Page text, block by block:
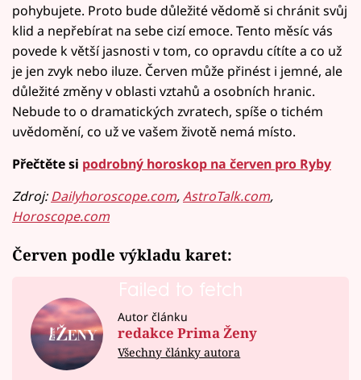
pohybujete. Proto bude důležité vědomě si chránit svůj
klid a nepřebírat na sebe cizí emoce. Tento měsíc vás
povede k větší jasnosti v tom, co opravdu cítíte a co už
je jen zvyk nebo iluze. Červen může přinést i jemné, ale
důležité změny v oblasti vztahů a osobních hranic.
Nebude to o dramatických zvratech, spíše o tichém
uvědomění, co už ve vašem životě nemá místo.
Přečtěte si podrobný horoskop na červen pro Ryby
Zdroj:Dailyhoroscope.com,AstroTalk.com,
Horoscope.com
Červen podle výkladu karet:
Failed to fetch
Autor článku
redakce Prima Ženy
Všechny články autora